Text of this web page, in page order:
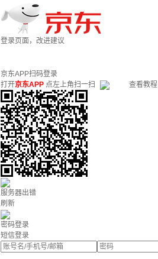
登录页面，改进建议
京东APP扫码登录
打开京东APP 点左上角扫一扫 查看教程
服务器出错
刷新
密码登录
短信登录